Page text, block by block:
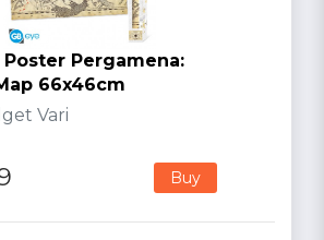
Pergamena:
66x46cm
Vari
Buy